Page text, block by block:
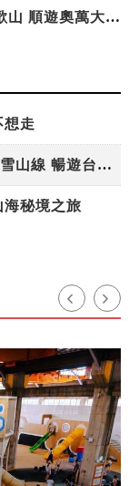
一趟旅程、雙重享受！9月住宿合歡山 順遊奧萬大10元優惠入園
想走
台灣好行／新路線！下半年增開大雪山線 暢遊台中更便利
秘境之旅